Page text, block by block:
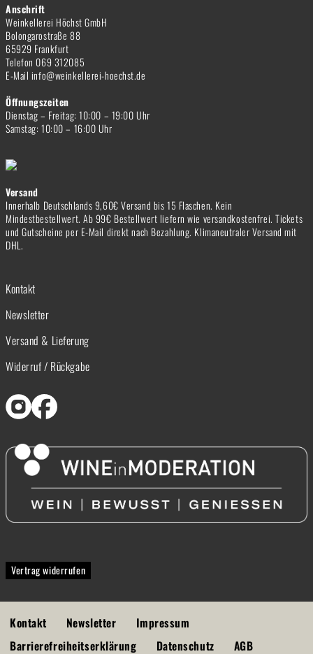
Anschrift
Weinkellerei Höchst GmbH
Bolongarostraße 88
65929 Frankfurt
Telefon 069 312085
E-Mail info@weinkellerei-hoechst.de
Öffnungszeiten
Dienstag – Freitag: 10:00 – 19:00 Uhr
Samstag: 10:00 – 16:00 Uhr
Versand
Innerhalb Deutschlands 9,60€ Versand bis 15 Flaschen. Kein
Mindestbestellwert. Ab 99€ Bestellwert liefern wie versandkostenfrei. Tickets
und Gutscheine per E-Mail direkt nach Bezahlung. Klimaneutraler Versand mit
DHL.
Kontakt
Newsletter
Versand & Lieferung
Widerruf / Rückgabe
Vertrag widerrufen
Kontakt Newsletter
Impressum
Barrierefreiheitserklärung
Datenschutz AGB